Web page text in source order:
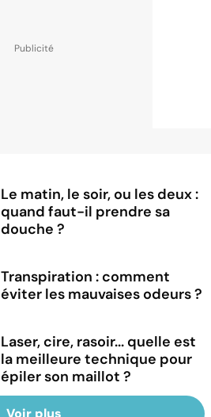
Le matin, le soir, ou les deux :
quand faut-il prendre sa
douche ?
Transpiration : comment
éviter les mauvaises odeurs ?
Laser, cire, rasoir... quelle est
la meilleure technique pour
épiler son maillot ?
Voir plus